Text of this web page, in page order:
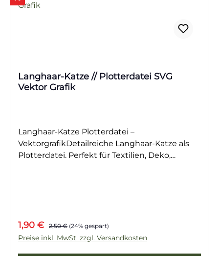
Langhaar-Katze // Plotterdatei SVG
Vektor Grafik
Langhaar-Katze Plotterdatei –
VektorgrafikDetailreiche Langhaar-Katze als
Plotterdatei. Perfekt für Textilien, Deko,
perfekt zur Geltung und ist ideal für alle
Katzenliebhaber.Ob auf Kleidung, Taschen,
Verkaufspreis:
1,90 € Regulärer Preis:
2,50 € (24% gespart)
Preise inkl. MwSt. zzgl. Versandkosten